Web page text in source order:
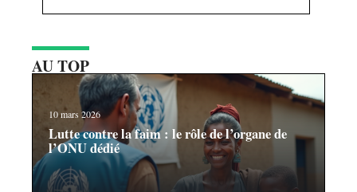
AU TOP
10 mars 2026
Lutte contre la faim : le rôle de l’organe de
l’ONU dédié